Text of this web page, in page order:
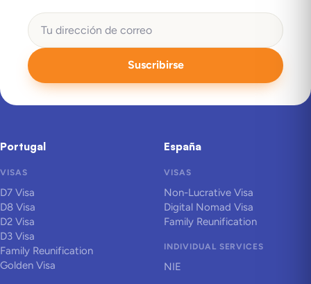
Suscribirse
Portugal
VISAS
D7 Visa
D8 Visa
D2 Visa
D3 Visa
Family Reunification
Golden Visa
España
VISAS
Non-Lucrative Visa
Digital Nomad Visa
Family Reunification
INDIVIDUAL SERVICES
NIE